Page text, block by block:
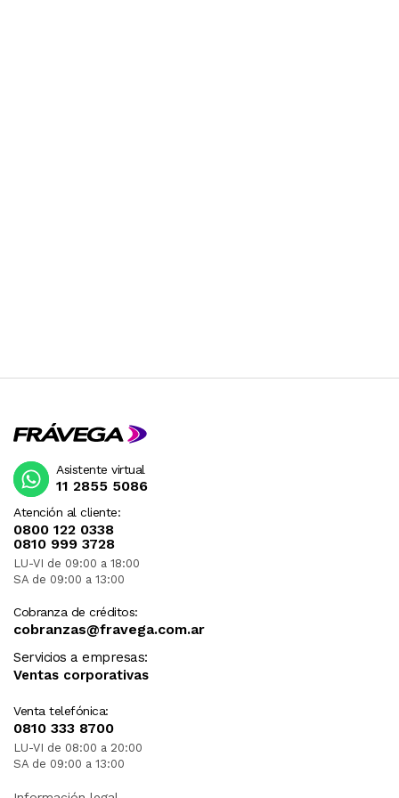
Atención al cliente:
0800 122 0338
0810 999 3728
LU-VI de 09:00 a 18:00
SA de 09:00 a 13:00
Cobranza de créditos:
cobranzas@fravega.com.ar
Servicios a empresas:
Ventas corporativas
Venta telefónica:
0810 333 8700
LU-VI de 08:00 a 20:00
SA de 09:00 a 13:00
Asistente virtual
11 2855 5086